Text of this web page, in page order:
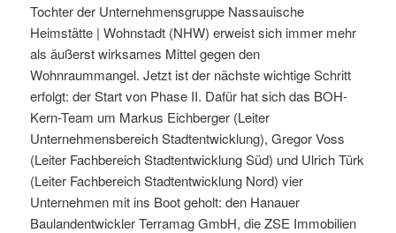
Tochter der Unternehmensgruppe Nassauische
Heimstätte | Wohnstadt (NHW) erweist sich immer mehr
als äußerst wirksames Mittel gegen den
Wohnraummangel. Jetzt ist der nächste wichtige Schritt
erfolgt: der Start von Phase II. Dafür hat sich das BOH-
Kern-Team um Markus Eichberger (Leiter
Unternehmensbereich Stadtentwicklung), Gregor Voss
(Leiter Fachbereich Stadtentwicklung Süd) und Ulrich Türk
(Leiter Fachbereich Stadtentwicklung Nord) vier
Unternehmen mit ins Boot geholt: den Hanauer
Baulandentwickler Terramag GmbH, die ZSE Immobilien